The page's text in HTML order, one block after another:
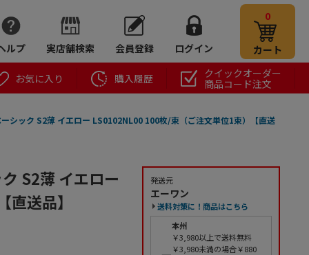
ルプ 実店舗検索 会員登録 ログイン
0
カート
お気に入り 購入履歴
クイックオーダー
商品コード注文
シック S2薄 イエロー LS0102NL00 100枚/束（ご注文単位1束）【直送
S2薄 イエロー
送品】
発送元
エーワン
送料対策に！商品はこちら
本州
￥3,980以上で送料無料
￥3,980未満の場合￥880